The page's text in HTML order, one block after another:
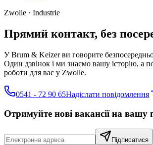
Zwolle · Industrie
Прямий контакт, без
У Brum & Keizer ви говорите
Один дзвінок і ми знаємо вашу історію, а
роботи для вас у Zwolle.
0541 - 72 90 65Надіслати повідомлення
Отримуйте нові вакансії на вашу
Підписатися